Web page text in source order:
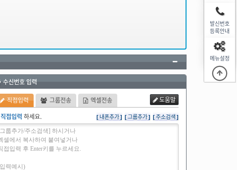
수신번호 입력
도움말
직접입력 그룹전송
엑셀전송
직접입력 하세요. 내폰추가 그룹추가 주소검색
발신번호
등록안내
메뉴설정